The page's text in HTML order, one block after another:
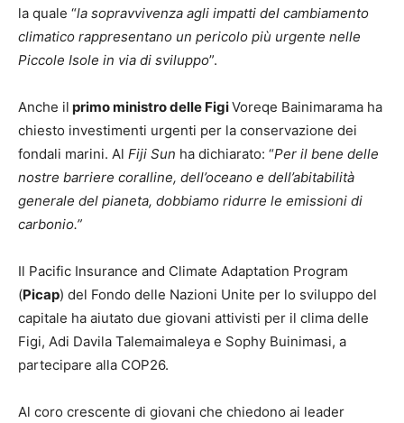
la quale “la sopravvivenza agli impatti del cambiamento
climatico rappresentano un pericolo più urgente nelle
Piccole Isole in via di sviluppo”.
Anche il primo ministro delle FigiVoreqe Bainimarama ha
chiesto investimenti urgenti per la conservazione dei
fondali marini. Al Fiji Sun ha dichiarato: “Per il bene delle
nostre barriere coralline, dell’oceano e dell’abitabilità
generale del pianeta, dobbiamo ridurre le emissioni di
carbonio.”
Il Pacific Insurance and Climate Adaptation Program
(Picap) del Fondo delle Nazioni Unite per lo sviluppo del
capitale ha aiutato due giovani attivisti per il clima delle
Figi, Adi Davila Talemaimaleya e Sophy Buinimasi, a
partecipare alla COP26.
Al coro crescente di giovani che chiedono ai leader